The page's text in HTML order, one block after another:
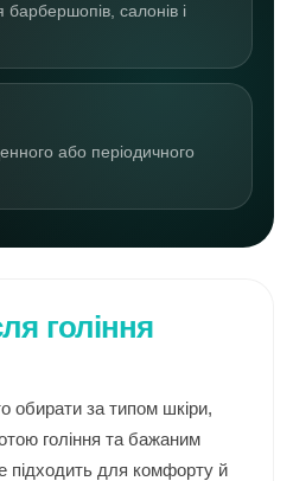
салонів і
або періодичного
гоління
обирати за типом шкіри,
гоління та бажаним
підходить для комфорту й